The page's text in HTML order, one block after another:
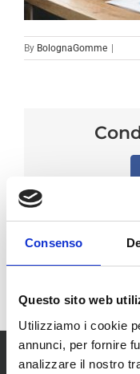
Consenso
Questo sito web
Utilizziamo i cookie
annunci, per fornire
analizzare il nostro
By BolognaGomme